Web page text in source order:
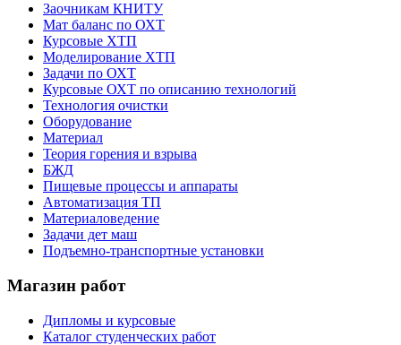
Заочникам КНИТУ
Мат баланс по ОХТ
Курсовые ХТП
Моделирование ХТП
Задачи по ОХТ
Курсовые ОХТ по описанию технологий
Технология очистки
Оборудование
Материал
Теория горения и взрыва
БЖД
Пищевые процессы и аппараты
Автоматизация ТП
Материаловедение
Задачи дет маш
Подъемно-транспортные установки
Магазин работ
Дипломы и курсовые
Каталог студенческих работ